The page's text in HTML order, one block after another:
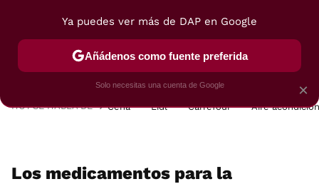
POSTRES VIAJES SELECCIÓN VEGUI
HOY SE HABLA DE Cena Lidl Carrefour Aire
Los medicamentos para la
×
Ya puedes ver más de DAP en Google
Añádenos como fuente preferida
Solo necesitas una cuenta de Google